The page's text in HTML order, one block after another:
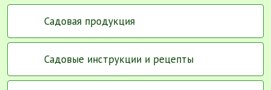
Садовая продукция
Садовые инструкции и рецепты